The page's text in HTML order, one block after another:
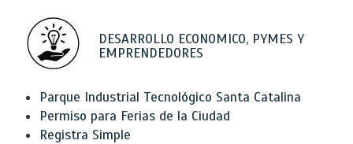
DESARROLLO ECONOMICO, PYMES Y
EMPRENDEDORES
Parque Industrial Tecnológico Santa Catalina
Permiso para Ferias de la Ciudad
Registra Simple